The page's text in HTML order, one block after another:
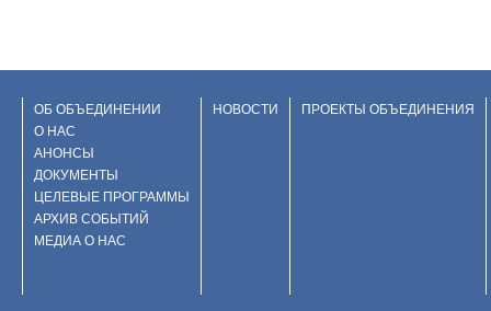
ОБ ОБЪЕДИНЕНИИ
О НАС
АНОНСЫ
ДОКУМЕНТЫ
ЦЕЛЕВЫЕ ПРОГРАММЫ
АРХИВ СОБЫТИЙ
МЕДИА О НАС
НОВОСТИ ПРОЕКТЫ ОБЪЕДИНЕНИЯ